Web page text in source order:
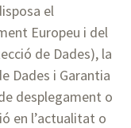
el
Europeu i del
de Dades), la
Dades i Garantia
desplegament o
en l’actualitat o